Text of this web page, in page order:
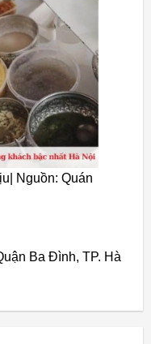
Nguồn: Quán
Ba Đình, TP. Hà